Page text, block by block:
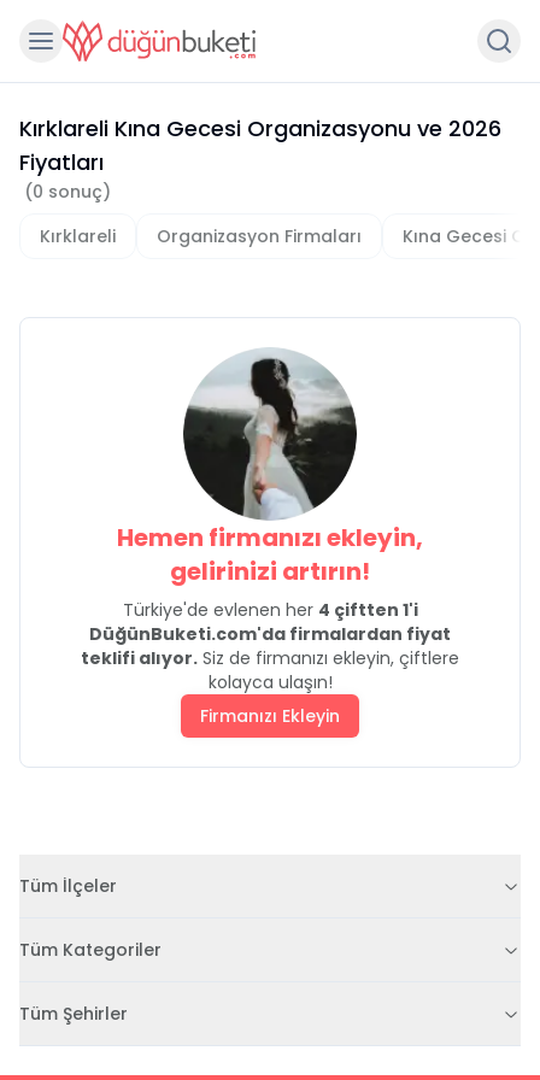
Kırklareli Kına Gecesi Organizasyonu ve 2026
Fiyatları
(0 sonuç)
Kırklareli
Organizasyon Firmaları Kına Gecesi
Hemen firmanızı ekleyin,
gelirinizi artırın!
Türkiye'de evlenen her 4 çiftten 1'i
DüğünBuketi.com'da firmalardan fiyat
teklifi alıyor. Siz de firmanızı ekleyin, çiftlere
kolayca ulaşın!
Firmanızı Ekleyin
Tüm İlçeler
Tüm Kategoriler
Tüm Şehirler